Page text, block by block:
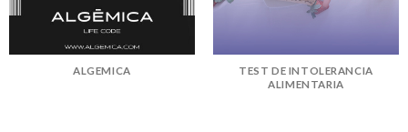
ALGEMICA
TEST DE INTOLERANCIA
ALIMENTARIA